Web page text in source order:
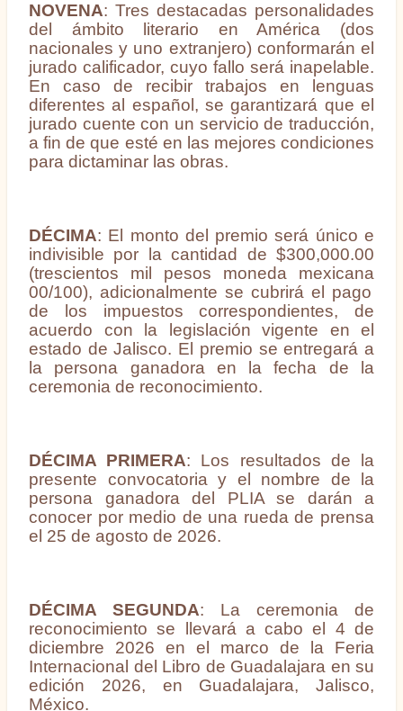
NOVENA: Tres destacadas personalidades
del ámbito literario en América (dos
nacionales y uno extranjero) conformarán el
jurado calificador, cuyo fallo será inapelable.
En caso de recibir trabajos en lenguas
diferentes al español, se garantizará que el
jurado cuente con un servicio de traducción,
a fin de que esté en las mejores condiciones
para dictaminar las obras.
DÉCIMA: El monto del premio será único e
indivisible por la cantidad de $300,000.00
(trescientos mil pesos moneda mexicana
00/100), adicionalmente se cubrirá el pago
de los impuestos correspondientes, de
acuerdo con la legislación vigente en el
estado de Jalisco. El premio se entregará a
la persona ganadora en la fecha de la
ceremonia de reconocimiento.
DÉCIMA PRIMERA: Los resultados de la
presente convocatoria y el nombre de la
persona ganadora del PLIAse darán a
conocer por medio de una rueda de prensa
el 25 de agosto de 2026.
DÉCIMA SEGUNDA: La ceremonia de
reconocimiento se llevará a cabo el 4 de
diciembre 2026 en el marco de la Feria
Internacional del Libro de Guadalajara en su
edición 2026, en Guadalajara, Jalisco,
México.